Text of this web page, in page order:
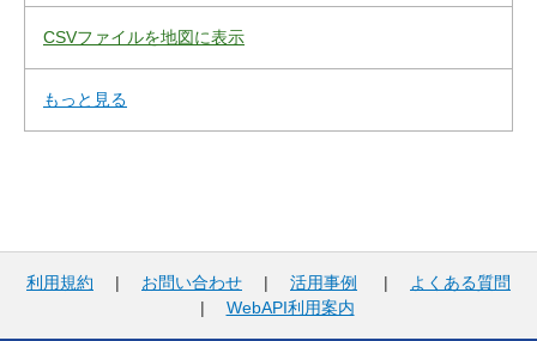
CSVファイルを地図に表示
もっと見る
利用規約 | お問い合わせ | 活用事例 |
よくある質問
| WebAPI利用案内